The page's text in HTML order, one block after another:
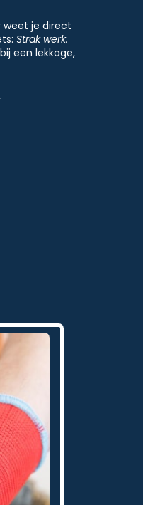
weet je direct
Strak werk.
een lekkage,